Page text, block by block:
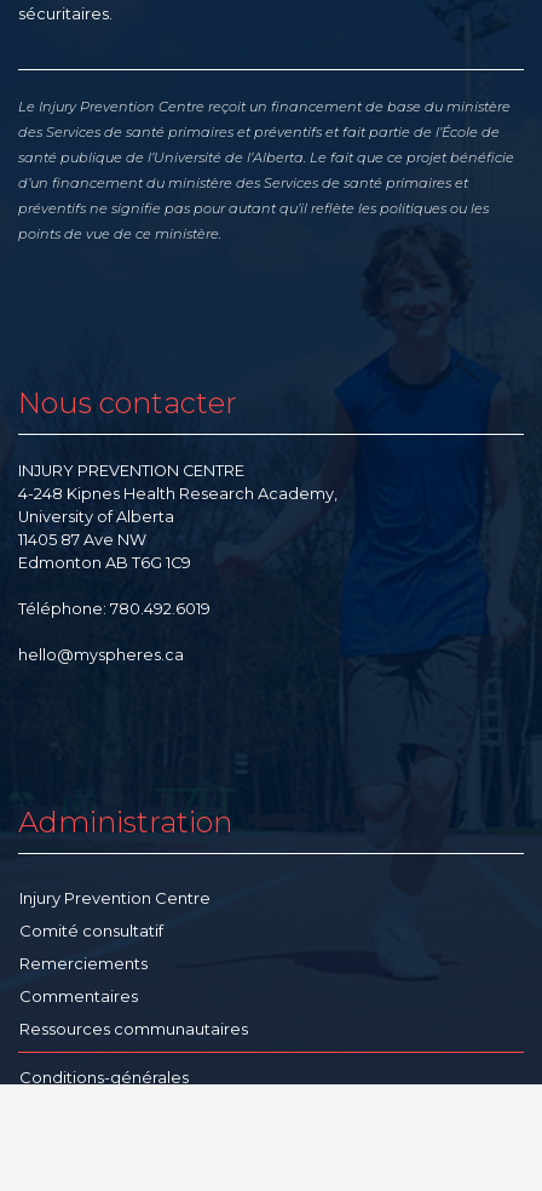
sécuritaires.
Le Injury Prevention Centre reçoit un financement de base du ministère
des Services de santé primaires et préventifs et fait partie de l’École de
santé publique de l’Université de l’Alberta. Le fait que ce projet bénéficie
d’un financement du ministère des Services de santé primaires et
préventifs ne signifie pas pour autant qu’il reflète les politiques ou les
points de vue de ce ministère.
Nous contacter
INJURY PREVENTION CENTRE
4-248 Kipnes Health Research Academy,
University of Alberta
11405 87 Ave NW
Edmonton AB T6G 1C9
Téléphone: 780.492.6019
hello@myspheres.ca
Administration
Injury Prevention Centre
Comité consultatif
Remerciements
Commentaires
Ressources communautaires
Conditions-générales